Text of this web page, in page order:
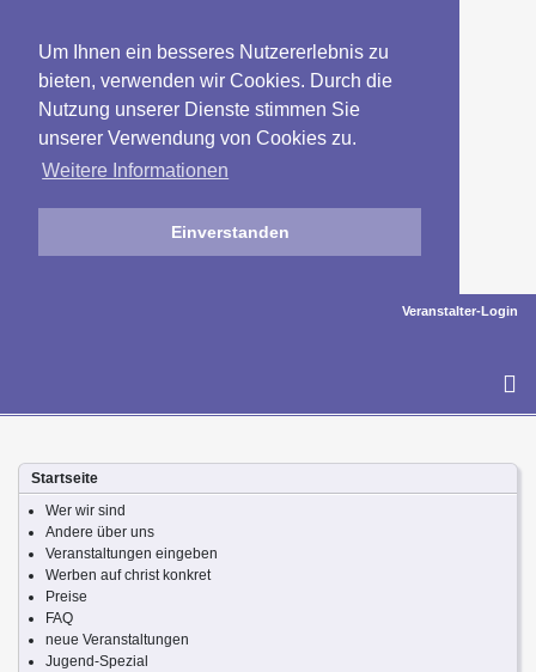
Um Ihnen ein besseres Nutzererlebnis zu
bieten, verwenden wir Cookies. Durch die
Nutzung unserer Dienste stimmen Sie
unserer Verwendung von Cookies zu.
Weitere Informationen
Einverstanden
Veranstalter-Login
Startseite
Wer wir sind
Andere über uns
Veranstaltungen eingeben
Werben auf christ konkret
Preise
FAQ
neue Veranstaltungen
Jugend-Spezial